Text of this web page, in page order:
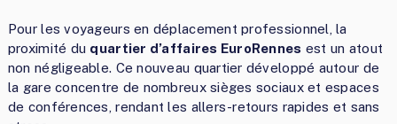
Pour les voyageurs en déplacement professionnel, la
proximité du quartier d’affaires EuroRennes est un atout
non négligeable. Ce nouveau quartier développé autour de
la gare concentre de nombreux sièges sociaux et espaces
de conférences, rendant les allers-retours rapides et sans